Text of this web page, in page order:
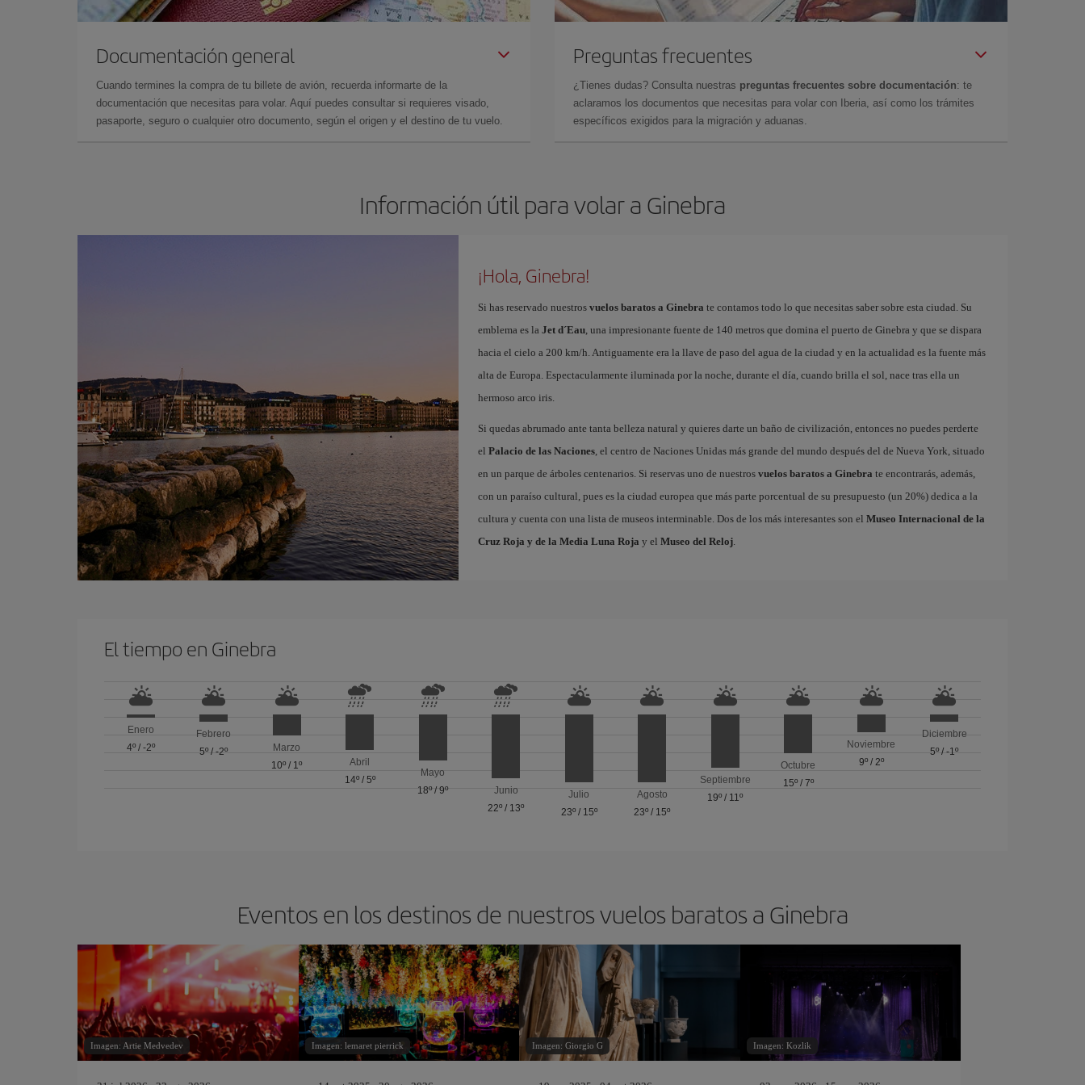
Documentación general
Cuando termines la compra de tu billete de avión, recuerda informarte de la
documentación que necesitas para volar. Aquí puedes consultar si requieres visado,
pasaporte, seguro o cualquier otro documento, según el origen y el destino de tu vuelo.
Preguntas frecuentes
¿Tienes dudas? Consulta nuestras preguntas frecuentes sobre documentación: te
aclaramos los documentos que necesitas para volar con Iberia, así como los trámites
específicos exigidos para la migración y aduanas.
Información útil para volar a Ginebra
¡Hola, Ginebra!
Si has reservado nuestros vuelos baratos a Ginebra te contamos todo lo que necesitas saber sobre esta ciudad. Su
emblema es la Jet d´Eau, una impresionante fuente de 140 metros que domina el puerto de Ginebra y que se dispara
hacia el cielo a 200 km/h. Antiguamente era la llave de paso del agua de la ciudad y en la actualidad es la fuente más
alta de Europa. Espectacularmente iluminada por la noche, durante el día, cuando brilla el sol, nace tras ella un
hermoso arco iris.
Si quedas abrumado ante tanta belleza natural y quieres darte un baño de civilización, entonces no puedes perderte
el Palacio de las Naciones, el centro de Naciones Unidas más grande del mundo después del de Nueva York, situado
en un parque de árboles centenarios. Si reservas uno de nuestros vuelos baratos a Ginebra te encontrarás, además,
con un paraíso cultural, pues es la ciudad europea que más parte porcentual de su presupuesto (un 20%) dedica a la
cultura y cuenta con una lista de museos interminable. Dos de los más interesantes son el Museo Internacional de la
Cruz Roja y de la Media Luna Roja y el Museo del Reloj.
El tiempo en Ginebra
Enero
4º/ -2º
Febrero
5º /-2º
Marzo
10º / 1º
Abril
14º/ 5º
Mayo
18º/9º
Junio
22º / 13º
Julio
23º/ 15º
Agosto
23º / 15º
Septiembre
19º / 11º
Octubre
15º/ 7º
Noviembre
9º/ 2º
Diciembre
5º /-1º
Eventos en los destinos de nuestros vuelos baratos a Ginebra
Imagen: Artie Medvedev Imagen: lemaret pierrick Imagen: Giorgio G Imagen: Kozlik